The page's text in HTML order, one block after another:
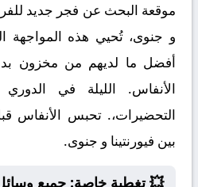
موقعة البحث عن فجر جديد
و جنوى، تُحيي هذه المواجهة
أفضل ما لديهم من مخزون
الأنفاس. الليلة في
التحضيرات،. تحبس الأنفاس
بين فيورنتينا و جنوى.
💥 تغطية خاصة: جميع وسائل